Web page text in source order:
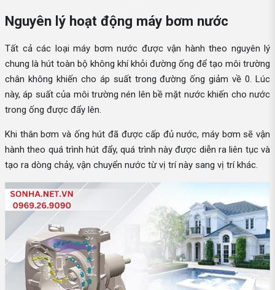
Nguyên lý hoạt động máy bơm nước
Tất cả các loại máy bơm nước được vận hành theo nguyên lý
chung là hút toàn bộ không khí khỏi đường ống để tạo môi trường
chân không khiến cho áp suất trong đường ống giảm về 0. Lúc
này, áp suất của môi trường nén lên bề mặt nước khiến cho nước
trong ống được đẩy lên.
Khi thân bơm và ống hút đã được cấp đủ nước, máy bơm sẽ vận
hành theo quá trình hút đẩy, quá trình này được diễn ra liên tục và
tạo ra dòng chảy, vận chuyển nước từ vị trí này sang vị trí khác.